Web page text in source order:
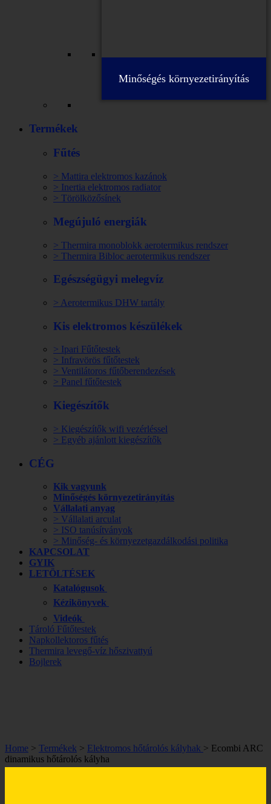
Minőségés környezetirányítás
Termékek
Fűtés
> Mattira elektromos kazánok
> Inertia elektromos radiator
> Törölközősínek
Megújuló energiák
> Thermira monoblokk aerotermikus rendszer
> Thermira Bibloc aerotermikus rendszer
Egészségügyi melegvíz
> Aerotermikus DHW tartály
Kis elektromos készülékek
> Ipari Fűtőtestek
> Infravörös fűtőtestek
> Ventilátoros fűtőberendezések
> Panel fűtőtestek
Kiegészítők
> Kiegészítők wifi vezérléssel
> Egyéb ajánlott kiegészítők
CÉG
Kik vagyunk
Minőségés környezetirányítás
Vállalati anyag
> Vállalati arculat
> ISO tanúsítványok
> Minőség- és környezetgazdálkodási politika
KAPCSOLAT
GYIK
LETÖLTÉSEK
Katalógusok
Kézikönyvek
Videók
Tároló Fűtőtestek
Napkollektoros fűtés
Thermira levegő-víz hőszivattyú
Bojlerek
Home > Termékek > Elektromos hőtárolós kályhak > Ecombi ARC
dinamikus hőtárolós kályha